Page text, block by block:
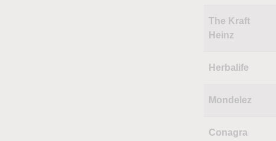
The Kraft
Heinz
Herbalife
Mondelez
Conagra